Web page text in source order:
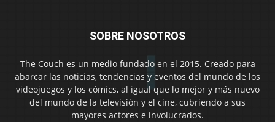
SOBRE NOSOTROS
The Couch es un medio fundado en el 2015. Creado para
abarcar las noticias, tendencias y eventos del mundo de los
videojuegos y los cómics, al igual que lo mejor y más nuevo
del mundo de la televisión y el cine, cubriendo a sus
mayores actores e involucrados.